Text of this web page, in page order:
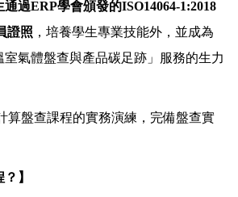
過ERP學會頒發的ISO14064-1:2018
證照 ，培養學生專業技能外，並成為
氣體盤查與產品碳足跡」服務的生力
算盤查課程的實務演練，完備盤查實
】